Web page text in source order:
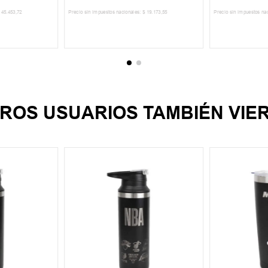
45.453 ,72 Precio sin impuestos nacionales: $ 19. 173 ,55 Precio sin impuestos
USUARIOS TAMBIÉN